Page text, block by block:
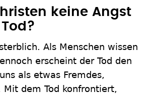
keine Angst
Als Menschen wissen
erscheint der Tod den
als etwas Fremdes,
Mit dem Tod konfrontiert,